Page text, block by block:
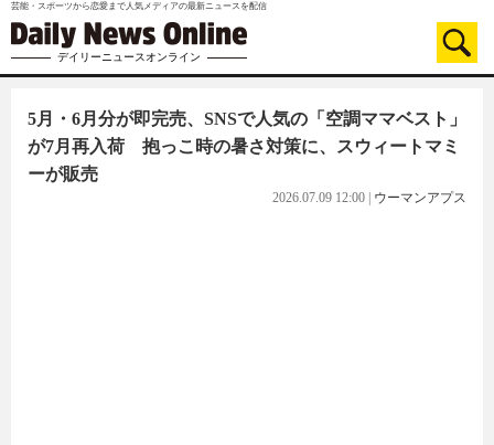
芸能・スポーツから恋愛まで人気メディアの最新ニュースを配信
デイリーニュースオンライン
5月・6月分が即完売、SNSで人気の「空調ママベスト」
が7月再入荷 抱っこ時の暑さ対策に、スウィートマミ
ーが販売
2026.07.09 12:00 ウーマンアプス